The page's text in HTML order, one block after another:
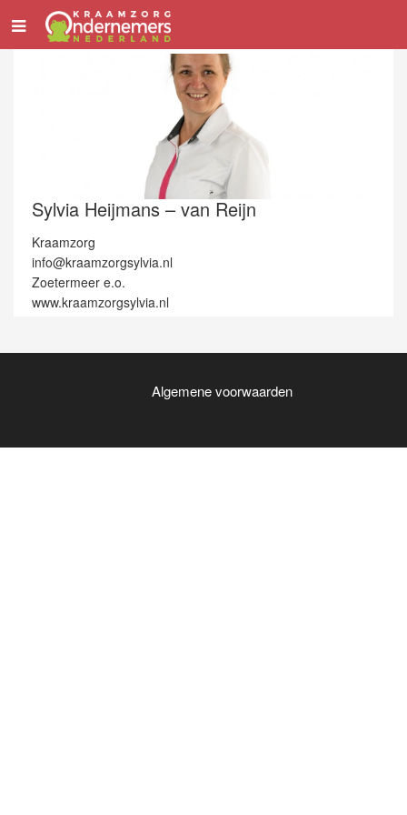
Sylvia Heijmans – van Reijn
Kraamzorg
info@kraamzorgsylvia.nl
Zoetermeer e.o.
www.kraamzorgsylvia.nl
Algemene voorwaarden